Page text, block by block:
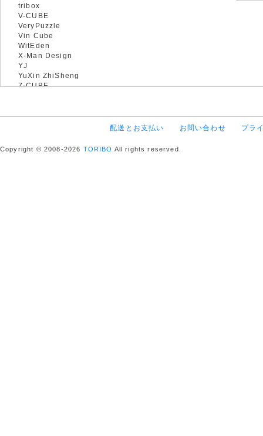
tribox
V-CUBE
VeryPuzzle
Vin Cube
WitEden
X-Man Design
YJ
YuXin ZhiSheng
Z-CUBE
配送とお支払い お問い合わせ プラ
Copyright © 2008-2026 TORIBO All rights reserved.